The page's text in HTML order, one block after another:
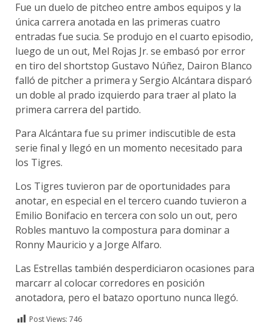
Fue un duelo de pitcheo entre ambos equipos y la
única carrera anotada en las primeras cuatro
entradas fue sucia. Se produjo en el cuarto episodio,
luego de un out, Mel Rojas Jr. se embasó por error
en tiro del shortstop Gustavo Núñez, Dairon Blanco
falló de pitcher a primera y Sergio Alcántara disparó
un doble al prado izquierdo para traer al plato la
primera carrera del partido.
Para Alcántara fue su primer indiscutible de esta
serie final y llegó en un momento necesitado para
los Tigres.
Los Tigres tuvieron par de oportunidades para
anotar, en especial en el tercero cuando tuvieron a
Emilio Bonifacio en tercera con solo un out, pero
Robles mantuvo la compostura para dominar a
Ronny Mauricio y a Jorge Alfaro.
Las Estrellas también desperdiciaron ocasiones para
marcarr al colocar corredores en posición
anotadora, pero el batazo oportuno nunca llegó.
Post Views: 746